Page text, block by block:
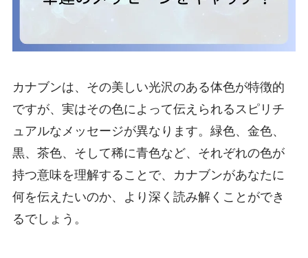
カナブンは、その美しい光沢のある体色が特徴的
ですが、実はその色によって伝えられるスピリチ
ュアルなメッセージが異なります。緑色、金色、
黒、茶色、そして稀に青色など、それぞれの色が
持つ意味を理解することで、カナブンがあなたに
何を伝えたいのか、より深く読み解くことができ
るでしょう。